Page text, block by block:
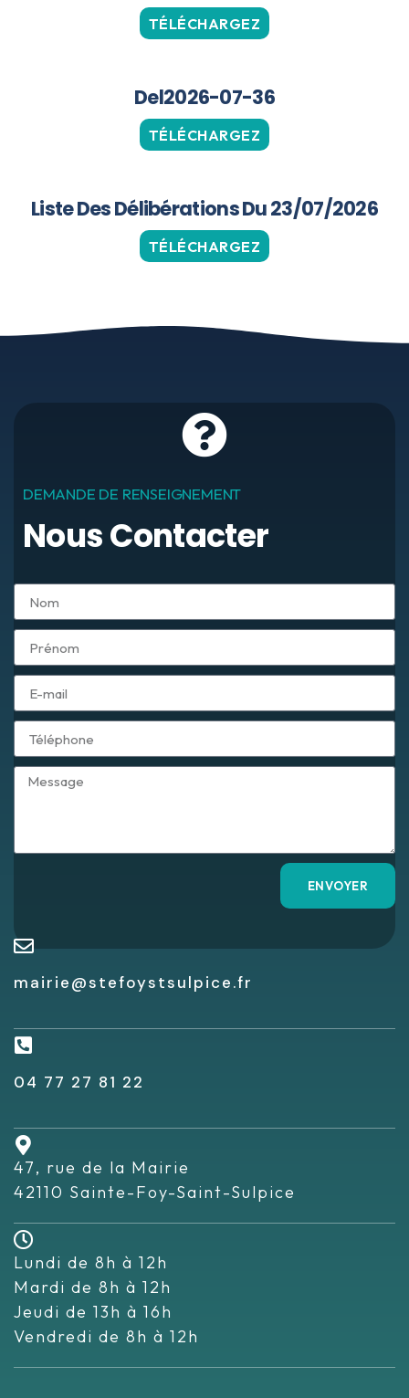
TÉLÉCHARGEZ
Del2026-07-36
TÉLÉCHARGEZ
Liste Des Délibérations Du 23/07/2026
TÉLÉCHARGEZ
DEMANDE DE RENSEIGNEMENT
Nous Contacter
ENVOYER
mairie@stefoystsulpice.fr
04 77 27 81 22
47, rue de la Mairie
42110 Sainte-Foy-Saint-Sulpice
Lundi de 8h à 12h
Mardi de 8h à 12h
Jeudi de 13h à 16h
Vendredi de 8h à 12h